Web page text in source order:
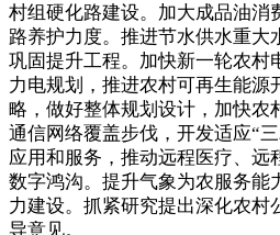
村组硬化路建设。加大成品油消
路养护力度。推进节水供水重大
巩固提升工程。加快新一轮农村
力电规划，推进农村可再生能源
略，做好整体规划设计，加快农
通信网络覆盖步伐，开发适应“
应用和服务，推动远程医疗、远
数字鸿沟。提升气象为农服务能
力建设。抓紧研究提出深化农村
导意见。